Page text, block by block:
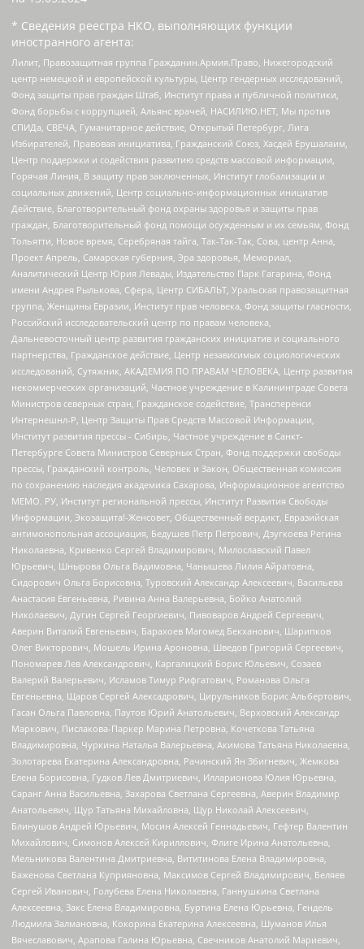
* Сведения реестра НКО, выполняющих функции
иностранного агента:
Лилит, Правозащитная группа Гражданин.Армия.Право, Нижегородский
центр немецкой и европейской культуры, Центр гендерных исследований,
Фонд защиты прав граждан Штаб, Институт права и публичной политики,
Фонд борьбы с коррупцией, Альянс врачей, НАСИЛИЮ.НЕТ, Мы против
СПИДа, СВЕЧА, Гуманитарное действие, Открытый Петербург, Лига
Избирателей, Правовая инициатива, Гражданский Союз, Хасдей Ерушалаим,
Центр поддержки и содействия развитию средств массовой информации,
Горячая Линия, В защиту прав заключенных, Институт глобализации и
социальных движений, Центр социально-информационных инициатив
Действие, Благотворительный фонд охраны здоровья и защиты прав
граждан, Благотворительный фонд помощи осужденным и их семьям, Фонд
Тольятти, Новое время, Серебряная тайга, Так-Так-Так, Сова, центр Анна,
Проект Апрель, Самарская губерния, Эра здоровья, Мемориал,
Аналитический Центр Юрия Левады, Издательство Парк Гагарина, Фонд
имени Андрея Рылькова, Сфера, Центр СИБАЛЬТ, Уральская правозащитная
группа, Женщины Евразии, Институт прав человека, Фонд защиты гласности,
Российский исследовательский центр по правам человека,
Дальневосточный центр развития гражданских инициатив и социального
партнерства, Гражданское действие, Центр независимых социологических
исследований, Сутяжник, АКАДЕМИЯ ПО ПРАВАМ ЧЕЛОВЕКА, Центр развития
некоммерческих организаций, Частное учреждение в Калининграде Совета
Министров северных стран, Гражданское содействие, Трансперенси
Интернешнл-Р, Центр Защиты Прав Средств Массовой Информации,
Институт развития прессы - Сибирь, Частное учреждение в Санкт-
Петербурге Совета Министров Северных Стран, Фонд поддержки свободы
прессы, Гражданский контроль, Человек и Закон, Общественная комиссия
по сохранению наследия академика Сахарова, Информационное агентство
МЕМО. РУ, Институт региональной прессы, Институт Развития Свободы
Информации, Экозащита!-Женсовет, Общественный вердикт, Евразийская
антимонопольная ассоциация, Бедушев Петр Петрович, Дзугкоева Регина
Николаевна, Кривенко Сергей Владимирович, Милославский Павел
Юрьевич, Шнырова Ольга Вадимовна, Чанышева Лилия Айратовна,
Сидорович Ольга Борисовна, Туровский Александр Алексеевич, Васильева
Анастасия Евгеньевна, Ривина Анна Валерьевна, Бойко Анатолий
Николаевич, Дугин Сергей Георгиевич, Пивоваров Андрей Сергеевич,
Аверин Виталий Евгеньевич, Барахоев Магомед Бекханович, Шарипков
Олег Викторович, Мошель Ирина Ароновна, Шведов Григорий Сергеевич,
Пономарев Лев Александрович, Каргалицкий Борис Юльевич, Созаев
Валерий Валерьевич, Исламов Тимур Рифгатович, Романова Ольга
Евгеньевна, Щаров Сергей Алексадрович, Цирульников Борис Альбертович,
Гасан Ольга Павловна, Паутов Юрий Анатольевич, Верховский Александр
Маркович, Пислакова-Паркер Марина Петровна, Кочеткова Татьяна
Владимировна, Чуркина Наталья Валерьевна, Акимова Татьяна Николаевна,
Золотарева Екатерина Александровна, Рачинский Ян Збигневич, Жемкова
Елена Борисовна, Гудков Лев Дмитриевич, Илларионова Юлия Юрьевна,
Саранг Анна Васильевна, Захарова Светлана Сергеевна, Аверин Владимир
Анатольевич, Щур Татьяна Михайловна, Щур Николай Алексеевич,
Блинушов Андрей Юрьевич, Мосин Алексей Геннадьевич, Гефтер Валентин
Михайлович, Симонов Алексей Кириллович, Флиге Ирина Анатольевна,
Мельникова Валентина Дмитриевна, Вититинова Елена Владимировна,
Баженова Светлана Куприяновна, Максимов Сергей Владимирович, Беляев
Сергей Иванович, Голубева Елена Николаевна, Ганнушкина Светлана
Алексеевна, Закс Елена Владимировна, Буртина Елена Юрьевна, Гендель
Людмила Залмановна, Кокорина Екатерина Алексеевна, Шуманов Илья
Вячеславович, Арапова Галина Юрьевна, Свечников Анатолий Мариевич,